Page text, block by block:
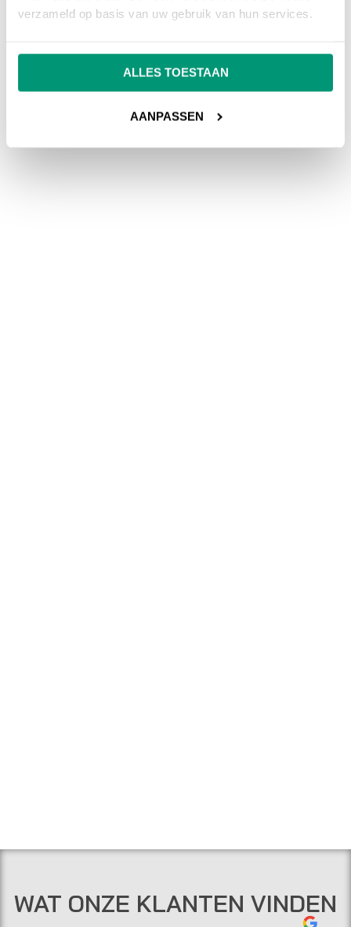
verzameld op basis van uw gebruik van hun services.
ALLES TOESTAAN
AANPASSEN
WAT ONZE KLANTEN VINDEN